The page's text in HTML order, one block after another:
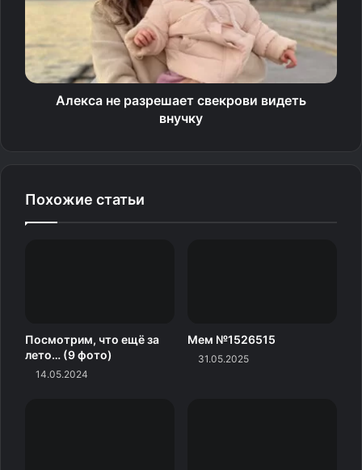
Алекса не разрешает свекрови видеть
внучку
Похожие статьи
Посмотрим, что ещё за
лето… (9 фото)
14.05.2024
Мем №1526515
31.05.2025